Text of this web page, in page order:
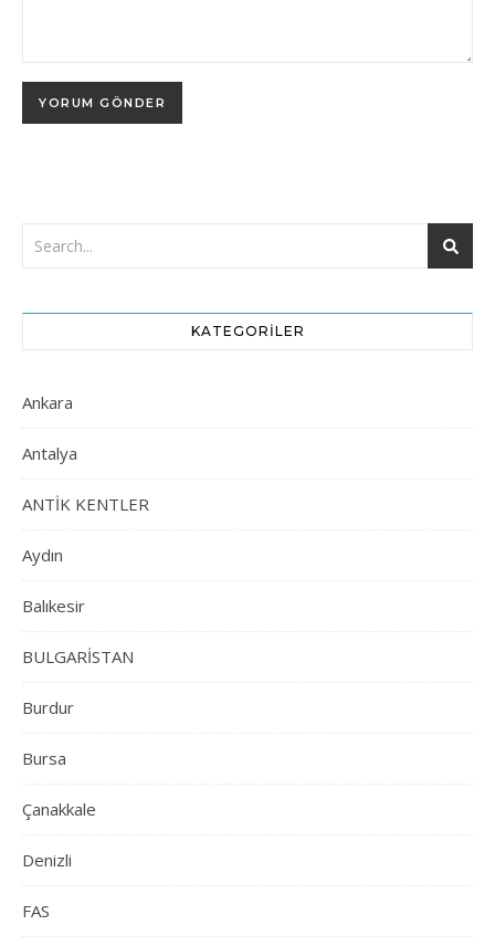
KATEGORILER
Ankara
Antalya
ANTİK KENTLER
Aydın
Balıkesir
BULGARİSTAN
Burdur
Bursa
Çanakkale
Denizli
FAS